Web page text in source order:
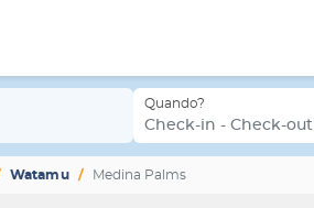
Quando?
Check-in - Check-out
Watamu Medina Palms